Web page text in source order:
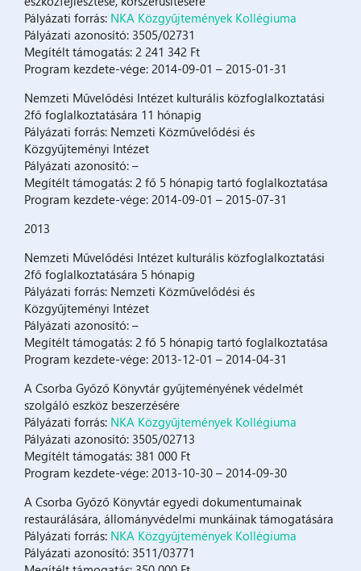
Pályázati forrás: NKA Közgyűjtemények Kollégiuma
Pályázati azonosító: 3505/02731
Megítélt támogatás: 2 241 342 Ft
Program kezdete-vége: 2014-09-01 – 2015-01-31
Nemzeti Művelődési Intézet kulturális közfoglalkoztatási
2fő foglalkoztatására 11 hónapig
Pályázati forrás: Nemzeti Közművelődési és
Közgyűjteményi Intézet
Pályázati azonosító: –
Megítélt támogatás: 2 fő 5 hónapig tartó foglalkoztatása
Program kezdete-vége: 2014-09-01 – 2015-07-31
2013
Nemzeti Művelődési Intézet kulturális közfoglalkoztatási
2fő foglalkoztatására 5 hónapig
Pályázati forrás: Nemzeti Közművelődési és
Közgyűjteményi Intézet
Pályázati azonosító: –
Megítélt támogatás: 2 fő 5 hónapig tartó foglalkoztatása
Program kezdete-vége: 2013-12-01 – 2014-04-31
A Csorba Győző Könyvtár gyűjteményének védelmét
szolgáló eszköz beszerzésére
Pályázati forrás: NKA Közgyűjtemények Kollégiuma
Pályázati azonosító: 3505/02713
Megítélt támogatás: 381 000 Ft
Program kezdete-vége: 2013-10-30 – 2014-09-30
A Csorba Győző Könyvtár egyedi dokumentumainak
restaurálására, állományvédelmi munkáinak támogatására
Pályázati forrás: NKA Közgyűjtemények Kollégiuma
Pályázati azonosító: 3511/03771